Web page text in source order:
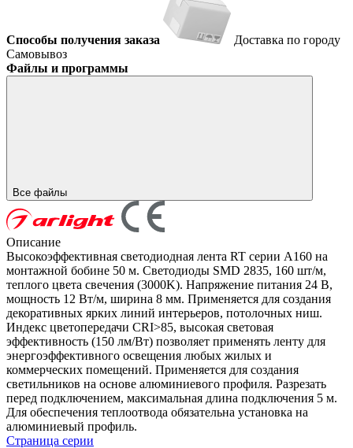
Способы получения заказа
Доставка по городу
Самовывоз
Файлы и программы
Все файлы
Описание
Высокоэффективная светодиодная лента RT серии A160 на
монтажной бобине 50 м. Светодиоды SMD 2835, 160 шт/м,
теплого цвета свечения (3000K). Напряжение питания 24 В,
мощность 12 Вт/м, ширина 8 мм. Применяется для создания
декоративных ярких линий интерьеров, потолочных ниш.
Индекс цветопередачи CRI>85, высокая световая
эффективность (150 лм/Вт) позволяет применять ленту для
энергоэффективного освещения любых жилых и
коммерческих помещений. Применяется для создания
светильников на основе алюминиевого профиля. Разрезать
перед подключением, максимальная длина подключения 5 м.
Для обеспечения теплоотвода обязательна установка на
алюминиевый профиль.
Страница серии